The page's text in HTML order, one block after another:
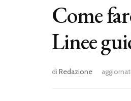
Come
Linee
di Redazione